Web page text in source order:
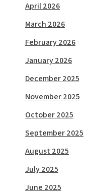
April 2026
March 2026
February 2026
January 2026
December 2025
November 2025
October 2025
September 2025
August 2025
July 2025
June 2025